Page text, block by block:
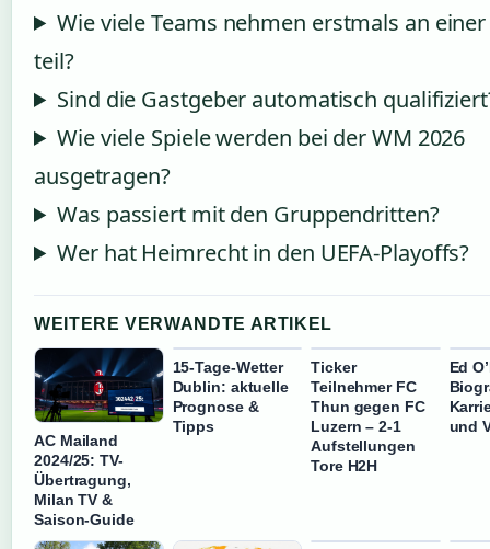
Wie viele Teams nehmen erstmals an
teil?
Sind die Gastgeber automatisch
Wie viele Spiele werden bei der WM 2026
ausgetragen?
Was passiert mit den Gruppendritten?
Wer hat Heimrecht in den UEFA-Playoffs?
WEITERE VERWANDTE ARTIKEL
AC Mailand
2024/25: TV-
Übertragung,
Milan TV &
Saison-Guide
15-Tage-Wetter
Dublin: aktuelle
Prognose &
Tipps
Ticker
Teilnehmer FC
Thun gegen FC
Luzern – 2-1
Aufstellungen
Tore H2H
Ed
und